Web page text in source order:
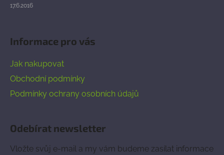
17.6.2016
Informace pro vás
Jak nakupovat
Obchodní podmínky
Podmínky ochrany osobních údajů
Odebírat newsletter
Vložte svůj e-mail a my vám budeme zasílat informace